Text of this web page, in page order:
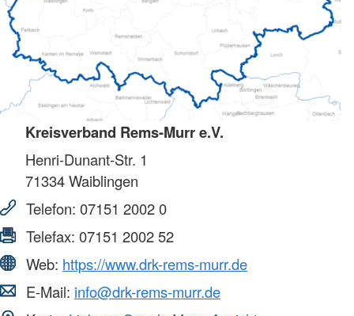
Kreisverband Rems-Murr e.V.
Henri-Dunant-Str. 1
71334Waiblingen
Telefon: 07151 2002 0
Telefax: 07151 2002 52
Web: https://www.drk-rems-murr.de
E-Mail: info@drk-rems-murr.de